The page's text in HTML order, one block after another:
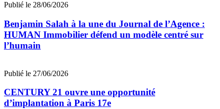
Publié le 28/06/2026
Benjamin Salah à la une du Journal de l’Agence :
HUMAN Immobilier défend un modèle centré sur
l’humain
Publié le 27/06/2026
CENTURY 21 ouvre une opportunité
d’implantation à Paris 17e